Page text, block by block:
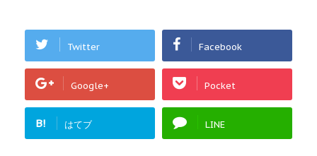
Twitter Facebook
Google+ Pocket
B! はてブ LINE